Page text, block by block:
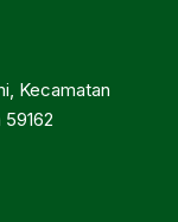
Kecamatan